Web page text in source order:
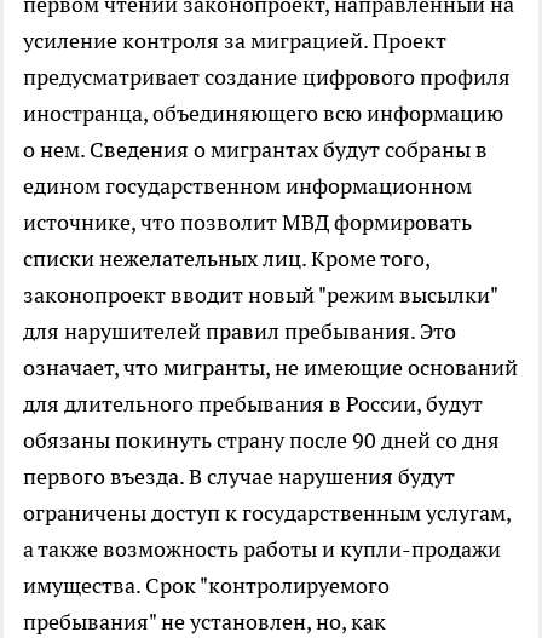
усиление контроля за миграцией. Проект
предусматривает создание цифрового профиля
иностранца, объединяющего всю информацию
о нем. Сведения о мигрантах будут собраны в
едином государственном информационном
источнике, что позволит МВД формировать
списки нежелательных лиц. Кроме того,
законопроект вводит новый "режим высылки"
для нарушителей правил пребывания. Это
означает, что мигранты, не имеющие оснований
для длительного пребывания в России, будут
обязаны покинуть страну после 90 дней со дня
первого въезда. В случае нарушения будут
ограничены доступ к государственным услугам,
а также возможность работы и купли-продажи
имущества. Срок "контролируемого
пребывания" не установлен, но, как